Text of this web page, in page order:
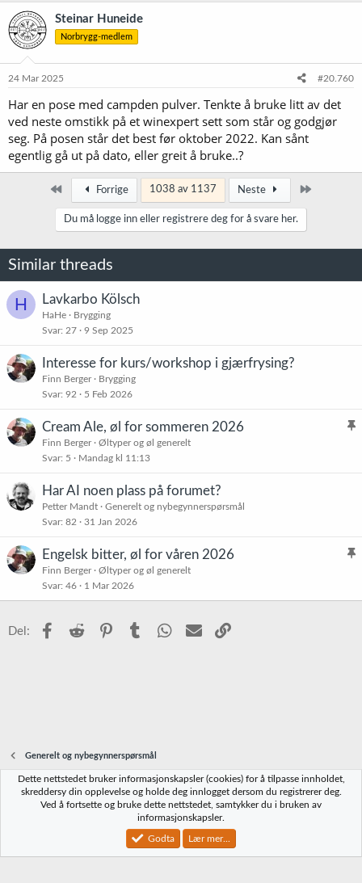
Steinar Huneide
Norbrygg-medlem
24 Mar 2025 #20.760
Har en pose med campden pulver. Tenkte å bruke litt av det
ved neste omstikk på et winexpert sett som står og godgjør
seg. På posen står det best før oktober 2022. Kan sånt
egentlig gå ut på dato, eller greit å bruke..?
Først Forrige 1038 av 1137 Neste
Du må logge inn eller registrere deg for å svare her.
Similar threads
H Lavkarbo Kölsch
HaHe
Brygging
Svar 27 9 Sep 2025
Interesse for kurs/workshop i gjærfrysing?
Finn Berger
Brygging
Svar 92 5 Feb 2026
K
Cream Ale, øl for sommeren 2026
Finn Berger
Øltyper og øl generelt
Svar 5 Mandag kl 11:13
Har AI noen plass på forumet?
Petter Mandt
Generelt og nybegynnerspørsmål
Svar 82 31 Jan 2026
K
s
Engelsk bitter, øl for våren 2026
Finn Berger
Øltyper og øl generelt
Svar 46 1 Mar 2026
Del: Facebook
Reddit PinterestTumblr WhatsApp
E-post
Generelt og nybegynnerspørsmål
Norbrygg-default
Vilkår og regler Personvernregler
Community platform by XenForo® © 2010-2023 XenForo Ltd.
Dette nettstedet bruker informasjonskapsler (cookies) for å tilpasse innholdet,
skreddersy din opplevelse og holde deg innlogget dersom du registrerer deg.
Ved å fortsette og bruke dette nettstedet, samtykker du i bruken av
informasjonskapsler.
Godta Lær mer...